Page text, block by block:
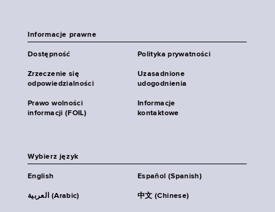
Informacje prawne
Dostępność Polityka prywatności
Zrzeczenie się
odpowiedzialności
Uzasadnione
udogodnienia
Prawo wolności
informacji (FOIL)
Informacje
kontaktowe
Wybierz język
English Español (Spanish)
العربية (Arabic) 中文 (Chinese)